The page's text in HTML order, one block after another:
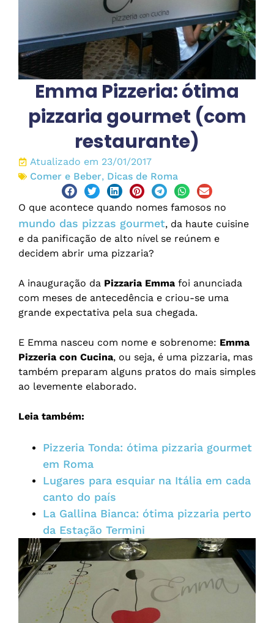
Emma Pizzeria: ótima
pizzaria gourmet (com
restaurante)
Atualizado em 23/01/2017
Comer e Beber, Dicas de Roma
O que acontece quando nomes famosos no
mundo das pizzas gourmet, da haute cuisine
e da panificação de alto nível se reúnem e
decidem abrir uma pizzaria?
A inauguração da Pizzaria Emma foi anunciada
com meses de antecedência e criou-se uma
grande expectativa pela sua chegada.
E Emma nasceu com nome e sobrenome: Emma
Pizzeria con Cucina, ou seja, é uma pizzaria, mas
também preparam alguns pratos do mais simples
ao levemente elaborado.
Leia também:
Pizzeria Tonda: ótima pizzaria gourmet
em Roma
Lugares para esquiar na Itália em cada
canto do país
La Gallina Bianca: ótima pizzaria perto
da Estação Termini